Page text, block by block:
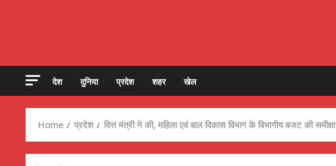
देश दुनिया प्रदेश शहर खेल
Home प्रदेश वित्त मंत्री ने की, महिला एवं बाल विकास विभाग के विभागीय बजट की समीक्षा